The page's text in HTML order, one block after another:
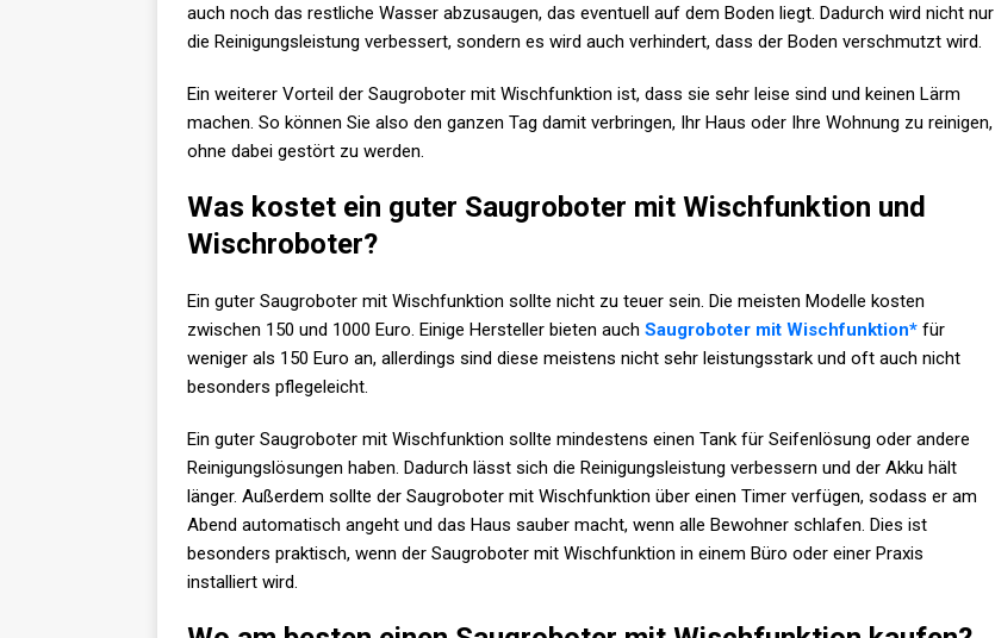
auch noch das restliche Wasser abzusaugen, das eventuell auf dem Boden liegt. Dadurch wird nicht nur
die Reinigungsleistung verbessert, sondern es wird auch verhindert, dass der Boden verschmutzt wird.
Ein weiterer Vorteil der Saugroboter mit Wischfunktion ist, dass sie sehr leise sind und keinen Lärm
machen. So können Sie also den ganzen Tag damit verbringen, Ihr Haus oder Ihre Wohnung zu reinigen,
ohne dabei gestört zu werden.
Was kostet ein guter Saugroboter mit Wischfunktion und
Wischroboter?
Ein guter Saugroboter mit Wischfunktion sollte nicht zu teuer sein. Die meisten Modelle kosten
zwischen 150 und 1000 Euro. Einige Hersteller bieten auch Saugroboter mit Wischfunktion* für
weniger als 150 Euro an, allerdings sind diese meistens nicht sehr leistungsstark und oft auch nicht
besonders pflegeleicht.
Ein guter Saugroboter mit Wischfunktion sollte mindestens einen Tank für Seifenlösung oder andere
Reinigungslösungen haben. Dadurch lässt sich die Reinigungsleistung verbessern und der Akku hält
länger. Außerdem sollte der Saugroboter mit Wischfunktion über einen Timer verfügen, sodass er am
Abend automatisch angeht und das Haus sauber macht, wenn alle Bewohner schlafen. Dies ist
besonders praktisch, wenn der Saugroboter mit Wischfunktion in einem Büro oder einer Praxis
installiert wird.